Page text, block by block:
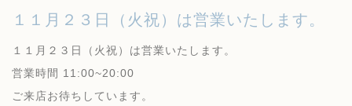
１１月２３日（火祝）は営業いたします。
１１月２３日（火祝）は営業いたします。
営業時間 11:00~20:00
ご来店お待ちしています。